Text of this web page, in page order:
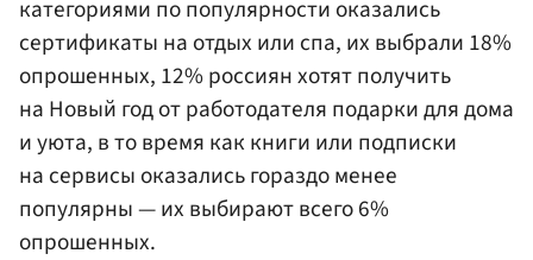
категориями по популярности оказались
сертификаты на отдых или спа, их выбрали 18%
опрошенных, 12% россиян хотят получить
на Новый год от работодателя подарки для дома
и уюта, в то время как книги или подписки
на сервисы оказались гораздо менее
популярны — их выбирают всего 6%
опрошенных.